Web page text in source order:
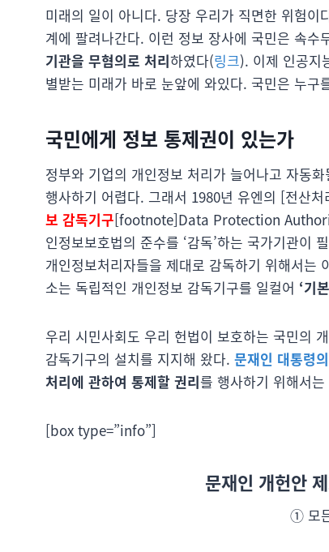
미래의 일이 아니다. 당장 우리가 직면한 위험
계에 팔려나간다. 이런 정보 장사에 국민은 속수
기관을 무혐의로 처리하였다(링크). 이제 인공지
별받는 미래가 바로 눈앞에 와있다. 국민은 누구
국민에게 정보 통제권이 있는가
정부와 기업의 개인정보 처리가 늘어나고 자동
행사하기 어렵다. 그래서 1980년 유엔의 [전산
보 감독기구[footnote]Data Protection
인정보보호법의 준수를 ‘감독’하는 국가기관이
개인정보처리자들을 제대로 감독하기 위해서는
소는 독립적인 개인정보 감독기구를 일컬어 ‘기
우리 시민사회도 우리 헌법이 보호하는 국민의
감독기구의 설치를 지지해 왔다. 문재인 대통령
처리에 관하여 통제할 권리를 행사하기 위해서
[box type=”info”]
문재인 개헌안
① 모